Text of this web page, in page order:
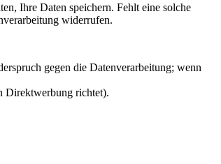
Ihre Daten speichern. Fehlt eine solche
widerrufen.
gegen die Datenverarbeitung; wenn
Direktwerbung richtet).